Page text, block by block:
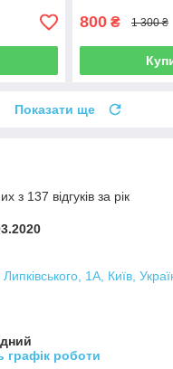
800 ₴ 1 300 ₴
Показати ще
з 137 відгуків за рік
1А, Київ,
графік роботи